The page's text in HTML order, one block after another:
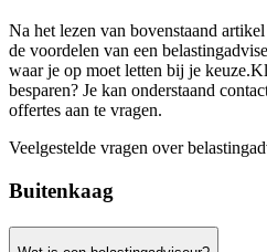
Na het lezen van bovenstaand
de voordelen van een
waar je op moet letten bij je
besparen? Je kan onderstaand
offertes aan te vragen.
Veelgestelde vragen over
Buitenkaag